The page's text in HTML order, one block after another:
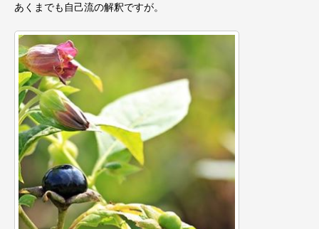
あくまでも自己流の解釈ですが。